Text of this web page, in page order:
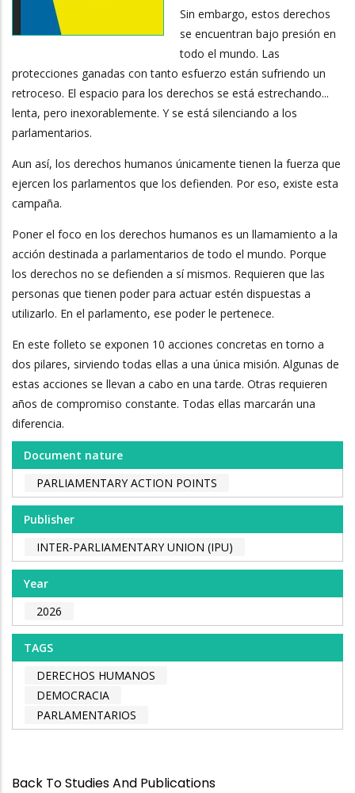
Sin embargo, estos derechos
se encuentran bajo presión en
todo el mundo. Las
protecciones ganadas con tanto esfuerzo están sufriendo un
retroceso. El espacio para los derechos se está estrechando...
lenta, pero inexorablemente. Y se está silenciando a los
parlamentarios.
Aun así, los derechos humanos únicamente tienen la fuerza que
ejercen los parlamentos que los defienden. Por eso, existe esta
campaña.
Poner el foco en los derechos humanos es un llamamiento a la
acción destinada a parlamentarios de todo el mundo. Porque
los derechos no se defienden a sí mismos. Requieren que las
personas que tienen poder para actuar estén dispuestas a
utilizarlo. En el parlamento, ese poder le pertenece.
En este folleto se exponen 10 acciones concretas en torno a
dos pilares, sirviendo todas ellas a una única misión. Algunas de
estas acciones se llevan a cabo en una tarde. Otras requieren
años de compromiso constante. Todas ellas marcarán una
diferencia.
Document nature
PARLIAMENTARY ACTION POINTS
Publisher
INTER-PARLIAMENTARY UNION (IPU)
Year
2026
TAGS
DERECHOS HUMANOS
DEMOCRACIA
PARLAMENTARIOS
Back To Studies And Publications